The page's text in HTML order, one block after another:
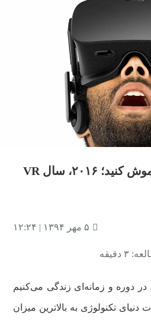
مونوپاد و پهپاد را فراموش کنید؛ ۲۰۱۶، سال VR
۵ مهر ۱۳۹۴ | ۱۲:۲۴
دوره و زمانه‌ای زندگی می‌کنیم
تکنولوژی به بالاترین میزان